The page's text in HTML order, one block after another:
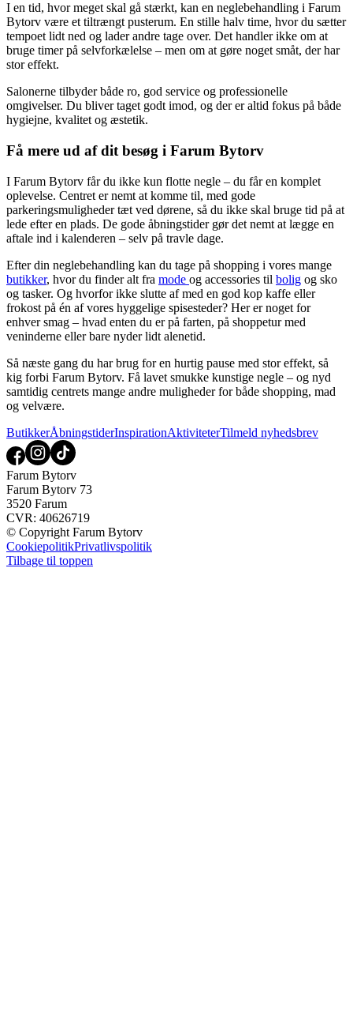
I en tid, hvor meget skal gå stærkt, kan en neglebehandling i Farum
Bytorv være et tiltrængt pusterum. En stille halv time, hvor du sætter
tempoet lidt ned og lader andre tage over. Det handler ikke om at
bruge timer på selvforkælelse – men om at gøre noget småt, der har
stor effekt.
Salonerne tilbyder både ro, god service og professionelle
omgivelser. Du bliver taget godt imod, og der er altid fokus på både
hygiejne, kvalitet og æstetik.
Få mere ud af dit besøg i Farum Bytorv
I Farum Bytorv får du ikke kun flotte negle – du får en komplet
oplevelse. Centret er nemt at komme til, med gode
parkeringsmuligheder tæt ved dørene, så du ikke skal bruge tid på at
lede efter en plads. De gode åbningstider gør det nemt at lægge en
aftale ind i kalenderen – selv på travle dage.
Efter din neglebehandling kan du tage på shopping i vores mange
butikker, hvor du finder alt fra mode og accessories til bolig og sko
og tasker. Og hvorfor ikke slutte af med en god kop kaffe eller
frokost på én af vores hyggelige spisesteder? Her er noget for
enhver smag – hvad enten du er på farten, på shoppetur med
veninderne eller bare nyder lidt alenetid.
Så næste gang du har brug for en hurtig pause med stor effekt, så
kig forbi Farum Bytorv. Få lavet smukke kunstige negle – og nyd
samtidig centrets mange andre muligheder for både shopping, mad
og velvære.
ButikkerÅbningstiderInspirationAktiviteterTilmeld nyhedsbrev
Farum Bytorv
Farum Bytorv 73
3520 Farum
CVR: 40626719
© Copyright Farum Bytorv
CookiepolitikPrivatlivspolitik
Tilbage til toppen